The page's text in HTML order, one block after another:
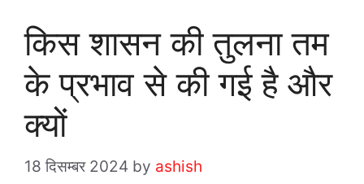
किस शासन की तुलना तम
के प्रभाव से की गई है और
क्यों
18 दिसम्बर 2024 by ashish